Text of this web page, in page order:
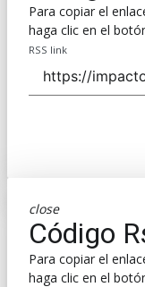
Para copiar el
haga clic en el
RSS link
close
Código
Para copiar el
haga clic en el